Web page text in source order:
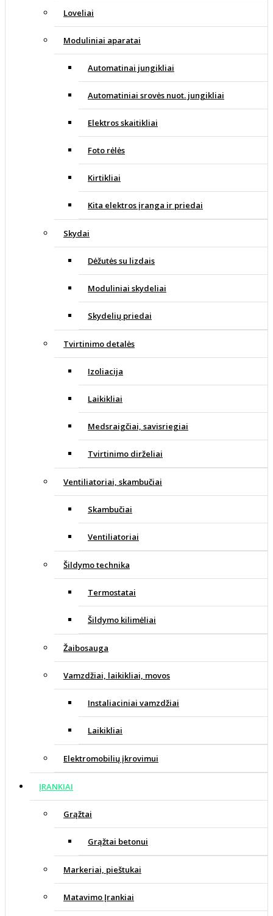
Loveliai
Moduliniai aparatai
Automatinai jungikliai
Automatiniai srovės nuot. jungikliai
Elektros skaitikliai
Foto rėlės
Kirtikliai
Kita elektros įranga ir priedai
Skydai
Dėžutės su lizdais
Moduliniai skydeliai
Skydelių priedai
Tvirtinimo detalės
Izoliacija
Laikikliai
Medsraigčiai, savisriegiai
Tvirtinimo dirželiai
Ventiliatoriai, skambučiai
Skambučiai
Ventiliatoriai
Šildymo technika
Termostatai
Šildymo kilimėliai
Žaibosauga
Vamzdžiai, laikikliai, movos
Instaliaciniai vamzdžiai
Laikikliai
Elektromobilių įkrovimui
ĮRANKIAI
Grąžtai
Grąžtai betonui
Markeriai, pieštukai
Matavimo Įrankiai